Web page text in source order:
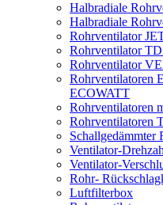
Halbradiale
Halbradiale
Rohrventilator
Rohrventilator
Rohrventilator
Rohrventilatoren
ECOWATT
Rohrventilatoren
Rohrventilatoren
Schallgedämmter
Ventilator-
Ventilator-
Rohr-
Luftfilterbox